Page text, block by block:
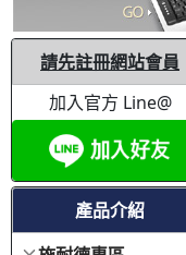
請先註冊網站會員
加入官方 Line@
產品介紹